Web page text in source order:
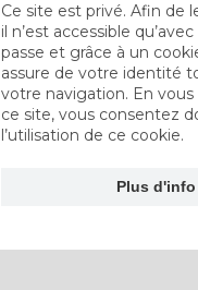
Ce site est privé. Afin de
il n’est accessible
passe et grâce à un
assure de votre identité
votre navigation. En
ce site, vous consentez
l’utilisation de ce cookie.
Plus d'info